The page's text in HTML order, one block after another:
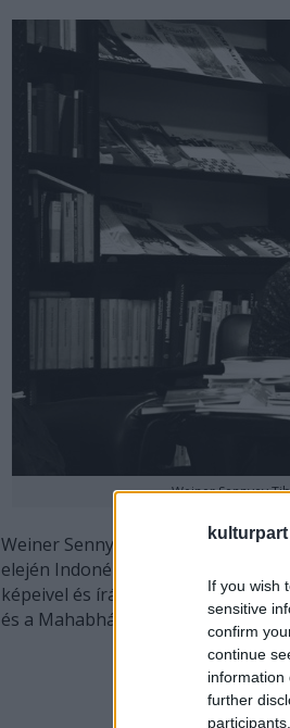
kulturpart
If you wish
sensitive
confirm
continue
information
further
Weiner Sennyey
Weiner Sennyey Tibor költő az
elején Indonéziába, Balira és
képeivel és írásaival, melyekben
és a Mahabhárátáról éppúgy szó